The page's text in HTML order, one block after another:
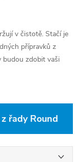
v čistotě. Stačí je
přípravků z
budou zdobit vaši
řady Round